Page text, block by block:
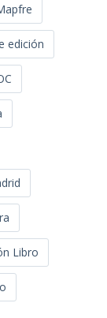
edición
Libro